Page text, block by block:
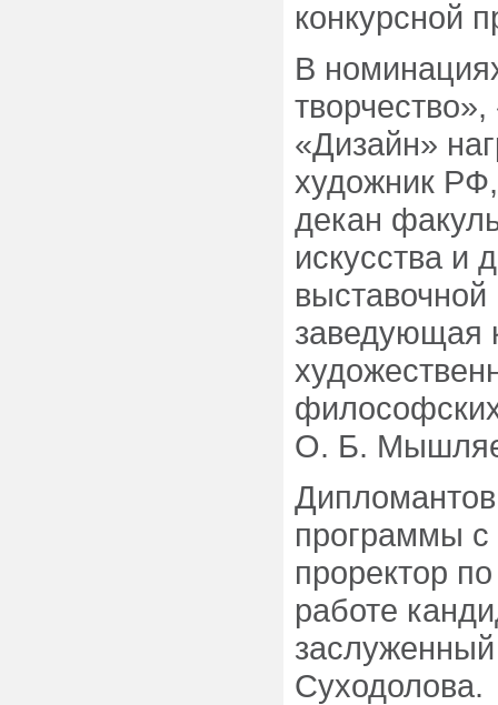
конкурсной
В
«Дизайн»
художник
декан
искусства и
заведующая
О. Б.
программы с
проректор
работе
Суходолова.